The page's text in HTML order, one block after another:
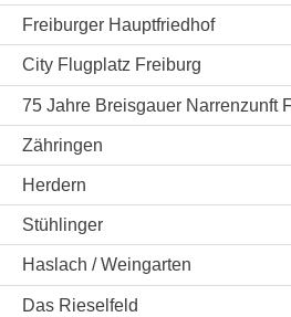
Freiburger Hauptfriedhof
City Flugplatz Freiburg
75 Jahre Breisgauer Narrenzunft
Zähringen
Herdern
Stühlinger
Haslach / Weingarten
Das Rieselfeld